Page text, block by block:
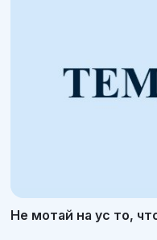
Не мотай на ус то,